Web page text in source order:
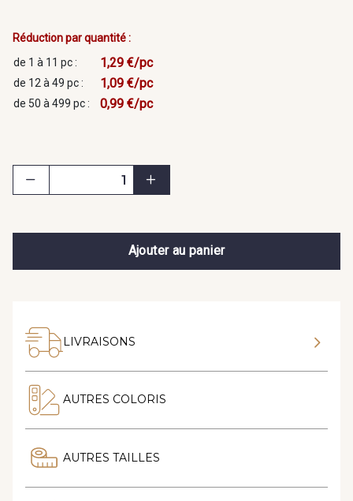
Réduction par quantité :
de 1 à 11 pc :
1,29 €/pc
de 12 à 49 pc : 1,09 €/pc
de 50 à 499 pc : 0,99 €/pc
Ajouter au panier
LIVRAISONS
AUTRES COLORIS
AUTRES TAILLES